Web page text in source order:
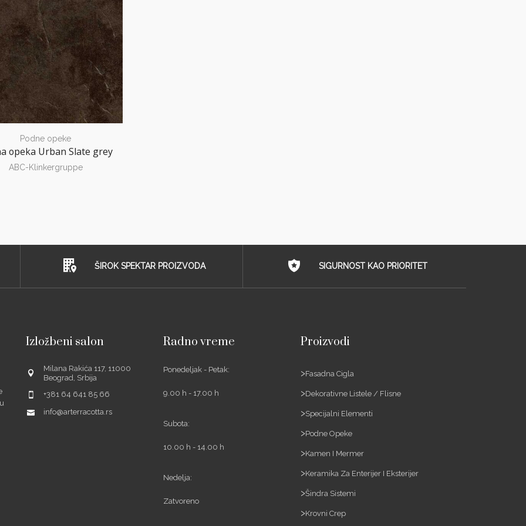
Podne opeke
opeka Urban Slate grey
ABC-Klinkergruppe
ŠIROK SPEKTAR PROIZVODA SIGURNOST KAO PRIORITET
Izložbeni salon
Milana Rakića 117, 11000
Beograd, Srbija
+381 64 641 85 66
info@arterracotta.rs
Radno vreme
Ponedeljak - Petak:
9.00 h - 17.00 h
Subota:
10.00 h - 14.00 h
Nedelja:
Zatvoreno
Proizvodi
Fasadna Cigla
Dekorativne Listele / Flisne
Specijalni Elementi
Podne Opeke
Kamen I Mermer
Keramika Za Enterijer I Eksterijer
Šindra Sistemi
Krovni Crep